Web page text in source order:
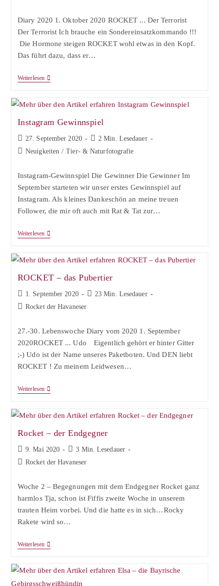
Diary 2020 1. Oktober 2020 ROCKET ... Der Terrorist⠀
Der Terrorist Ich brauche ein Sondereinsatzkommando !!!
Die Hormone steigen ROCKET wohl etwas in den Kopf.
Das führt dazu, dass er…
WeiterlesenVom
Terrortier
Instagram Gewinnspiel
Beitrag
veröffentlicht:
27. September 2020 Lesedauer:
2 Min. Lesedauer
Beitrags-
Neuigkeiten / Tier- & Naturfotografie
Instagram-Gewinnspiel Die Gewinner Die Gewinner Im
September starteten wir unser erstes Gewinnspiel auf
Instagram. Als kleines Dankeschön an meine treuen
Follower, die mir oft auch mit Rat & Tat zur…
WeiterlesenInstagram
Gewinnspiel
ROCKET – das Pubertier
Beitrag
veröffentlicht:
1. September 2020 Lesedauer:
23 Min. Lesedauer
Beitrags-
Rocket der Havaneser
27.-30. Lebenswoche Diary vom 2020 1. September
2020ROCKET ... Udo⠀ Eigentlich gehört er hinter Gitter
;-) Udo ist der Name unseres Paketboten. Und DEN liebt
ROCKET ! Zu meinem Leidwesen…
WeiterlesenROCKET
–
Pubertier
Rocket – der Endgegner
Beitrag
veröffentlicht:
9. Mai 2020 Lesedauer:
3 Min. Lesedauer
Beitrags-
Rocket der Havaneser
Woche 2 – Begegnungen mit dem Endgegner Rocket ganz
harmlos Tja, schon ist Fiffis zweite Woche in unserem
trauten Heim vorbei. Und die hatte es in sich…Rocky
Rakete wird so…
WeiterlesenRocket
Endgegner